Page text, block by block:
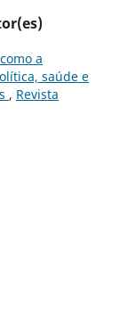
a
saúde e
, Revista